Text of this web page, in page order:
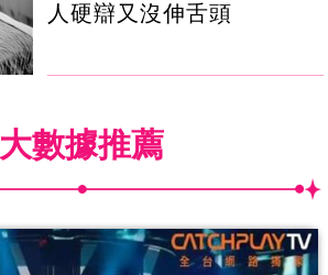
人硬辯又沒伸舌頭
大數據推薦